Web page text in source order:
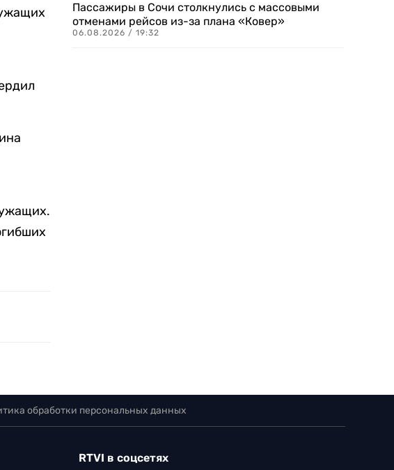
Пассажиры в Сочи столкнулись с массовыми
отменами рейсов из-за плана «Ковер»
06.08.2026 / 19:32
обработки персональных данных
RTVI в соцсетях